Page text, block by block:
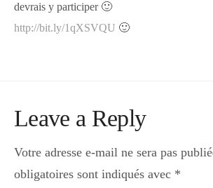
devrais y participer 🙂
http://bit.ly/1qXSVQU 🙂
Leave a Reply
Votre adresse e-mail ne sera pas
obligatoires sont indiqués avec *